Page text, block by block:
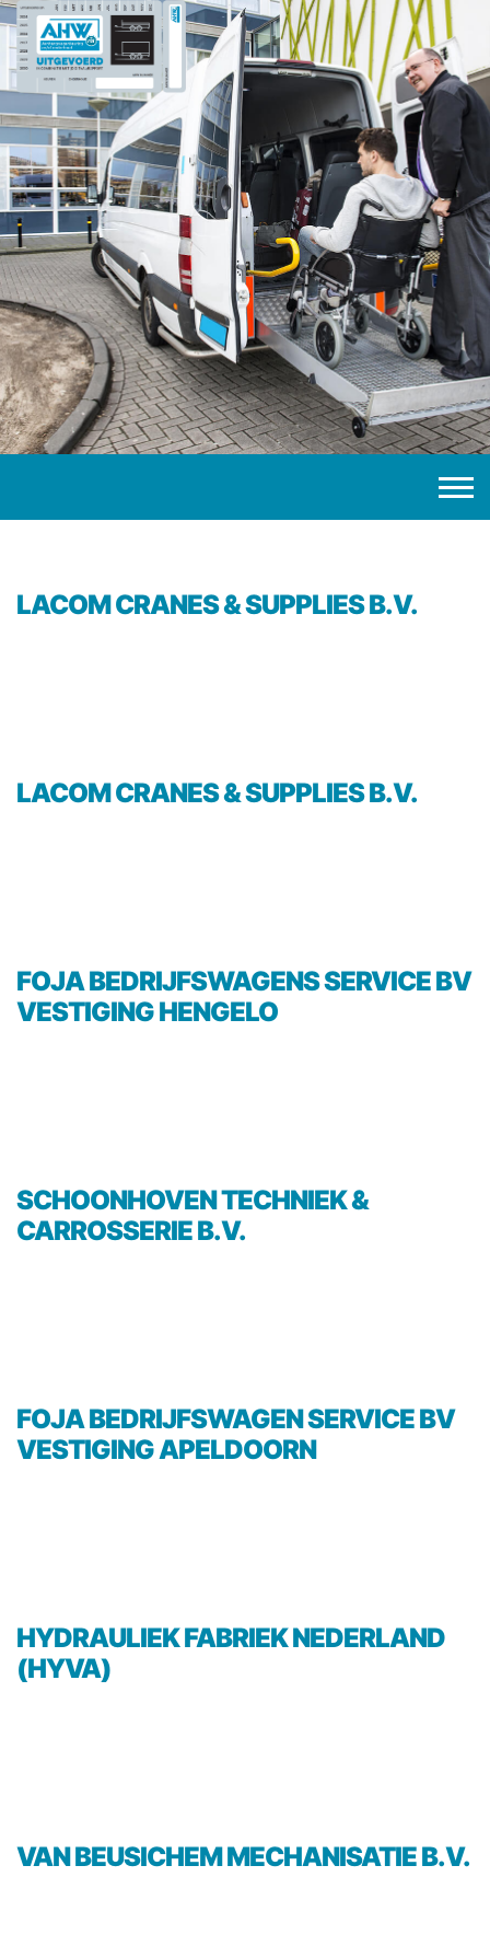
LACOM CRANES & SUPPLIES B.V.
LACOM CRANES & SUPPLIES B.V.
FOJA BEDRIJFSWAGENS SERVICE BV
VESTIGING HENGELO
SCHOONHOVEN TECHNIEK &
CARROSSERIE B.V.
FOJA BEDRIJFSWAGEN SERVICE BV
VESTIGING APELDOORN
HYDRAULIEK FABRIEK NEDERLAND
(HYVA)
VAN BEUSICHEM MECHANISATIE B.V.